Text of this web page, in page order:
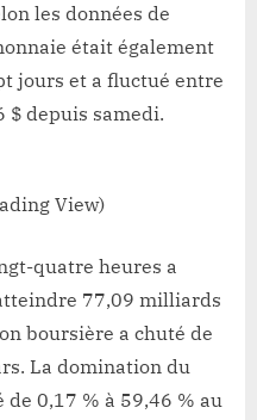
les données de
était également
jours et a fluctué entre
$ depuis samedi.
View)
quatre heures a
77,09 milliards
boursière a chuté de
La domination du
0,17 % à 59,46 % au